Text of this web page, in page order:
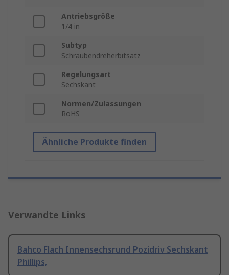
Antriebsgröße
1/4 in
Subtyp
Schraubendreherbitsatz
Regelungsart
Sechskant
Normen/Zulassungen
RoHS
Ähnliche Produkte finden
Verwandte Links
Bahco Flach Innensechsrund Pozidriv Sechskant
Phillips,